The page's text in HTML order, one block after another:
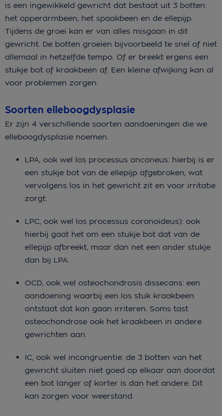
is een ingewikkeld gewricht dat bestaat uit 3 botten:
het opperarmbeen, het spaakbeen en de ellepijp.
Tijdens de groei kan er van alles misgaan in dit
gewricht. De botten groeien bijvoorbeeld te snel of niet
allemaal in hetzelfde tempo. Of er breekt ergens een
stukje bot of kraakbeen af. Een kleine afwijking kan al
voor problemen zorgen.
Soorten elleboogdysplasie
Er zijn 4 verschillende soorten aandoeningen die we
elleboogdysplasie noemen.
LPA, ook wel los processus anconeus: hierbij is er
een stukje bot van de ellepijp afgebroken, wat
vervolgens los in het gewricht zit en voor irritatie
zorgt.
LPC, ook wel los processus coronoideus): ook
hierbij gaat het om een stukje bot dat van de
ellepijp afbreekt, maar dan net een ander stukje
dan bij LPA.
OCD, ook wel osteochondrosis dissecans: een
aandoening waarbij een los stuk kraakbeen
ontstaat dat kan gaan irriteren. Soms tast
osteochondrose ook het kraakbeen in andere
gewrichten aan.
IC, ook wel incongruentie: de 3 botten van het
gewricht sluiten niet goed op elkaar aan doordat
een bot langer of korter is dan het andere. Dit
kan zorgen voor weerstand.